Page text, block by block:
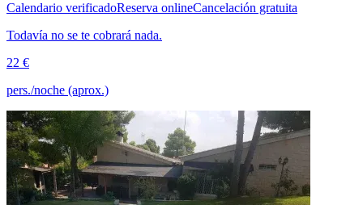
Calendario verificadoReserva onlineCancelación gratuita
Todavía no se te cobrará nada.
22 €
pers./noche (aprox.)